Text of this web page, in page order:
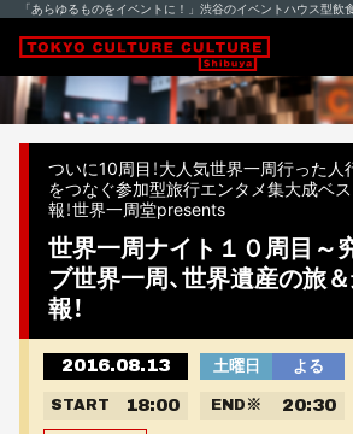
「あらゆるものをイベントに！」渋谷のイベントハウス型飲
ついに10周目！大人気世界一周行った人
をつなぐ参加型旅行エンタメ集大成ベ
報！世界一周堂presents
世界一周ナイト１０周目～
ブ世界一周、世界遺産の旅
報！
2016.08.13 土曜日 よる
START 18:00 END ※ 20:30